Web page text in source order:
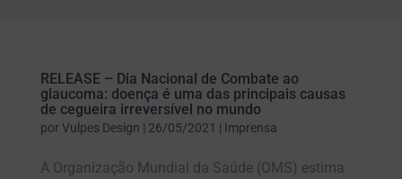
RELEASE – Dia Nacional de Combate ao
glaucoma: doença é uma das principais causas
de cegueira irreversível no mundo
porVulpes Design | 26/05/2021 | Imprensa
A Organização Mundial da Saúde (OMS) estima